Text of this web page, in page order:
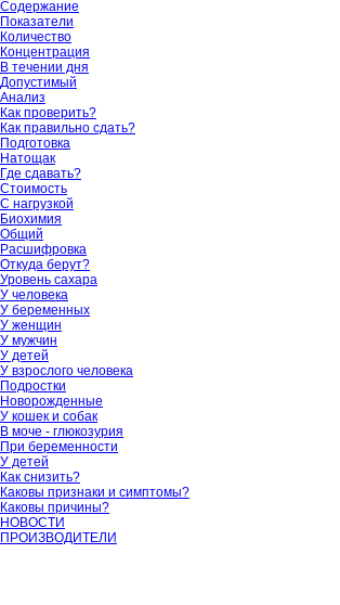
Содержание
Показатели
Количество
Концентрация
В течении дня
Допустимый
Анализ
Как проверить?
Как правильно сдать?
Подготовка
Натощак
Где сдавать?
Стоимость
С нагрузкой
Биохимия
Общий
Расшифровка
Откуда берут?
Уровень сахара
У человека
У беременных
У женщин
У мужчин
У детей
У взрослого человека
Подростки
Новорожденные
У кошек и собак
В моче - глюкозурия
При беременности
У детей
Как снизить?
Каковы признаки и симптомы?
Каковы причины?
НОВОСТИ
ПРОИЗВОДИТЕЛИ